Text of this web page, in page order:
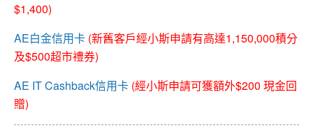
$1,400)
AE白金信用卡 (新舊客戶經小斯申請有高達1,150,000積分
及$500超市禮券)
AE IT Cashback信用卡 (經小斯申請可獲額外$200 現金回
贈)